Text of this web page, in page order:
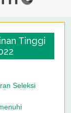
Tinggi
Seleksi